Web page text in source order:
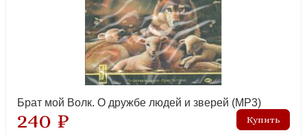
Брат мой Волк. О дружбе людей и зверей (MP3)
240 ₽